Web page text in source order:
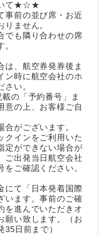
て★☆★
事前の並び席・お近
りません。
でも隣り合わせの席
は、航空券発券後ま
ン時に航空会社のホ
い。
の「予約番号」ま
意の上、お客様ご自
がございます。
クインをご利用いた
定ができない場合が
ご出発当日航空会社
ご確認ください。
にて「日本発着国際
います。事前のご確
を進んでいただきオ
願い致します。（お
日前まで）